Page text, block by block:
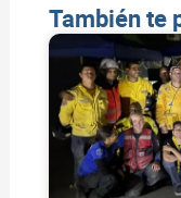
También te